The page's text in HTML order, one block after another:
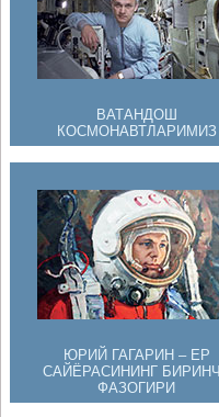
ВАТАНДОШ
КОСМОНАВТЛАРИМИЗ
ЮРИЙ ГАГАРИН – ЕР
САЙЁРАСИНИНГ
ФАЗОГИРИ